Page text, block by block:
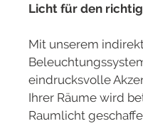
Licht für den
Mit unserem
eindrucksvolle
Ihrer Räume wird
Raumlicht